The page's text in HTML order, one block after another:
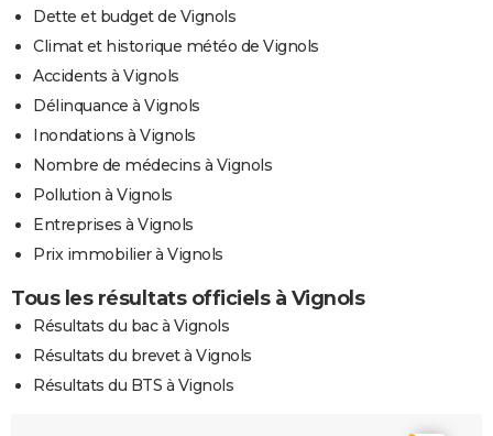
Dette et budget de Vignols
Climat et historique météo de Vignols
Accidents à Vignols
Délinquance à Vignols
Inondations à Vignols
Nombre de médecins à Vignols
Pollution à Vignols
Entreprises à Vignols
Prix immobilier à Vignols
Tous les résultats officiels à Vignols
Résultats du bac à Vignols
Résultats du brevet à Vignols
Résultats du BTS à Vignols